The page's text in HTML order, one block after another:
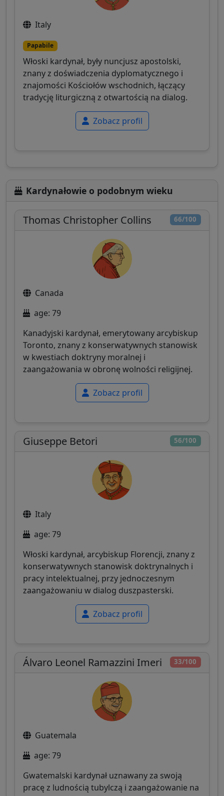
Italy
Papabile
Włoski kardynał, były nuncjusz apostolski,
znany z doświadczenia dyplomatycznego i
znajomości Kościołów wschodnich, łączący
tradycję liturgiczną z otwartością na dialog.
Zobacz profil
Kardynałowie o podobnym wieku
66/100
Thomas Christopher Collins
Canada
age: 79
Kanadyjski kardynał, emerytowany arcybiskup
Toronto, znany z konserwatywnych stanowisk
w kwestiach doktryny moralnej i
zaangażowania w obronę wolności religijnej.
Zobacz profil
56/100
Giuseppe Betori
Italy
age: 79
Włoski kardynał, arcybiskup Florencji, znany z
konserwatywnych stanowisk doktrynalnych i
pracy intelektualnej, przy jednoczesnym
zaangażowaniu w dialog duszpasterski.
Zobacz profil
33/100
Álvaro Leonel Ramazzini Imeri
Guatemala
age: 79
Gwatemalski kardynał uznawany za swoją
pracę z ludnością tubylczą i zaangażowanie na